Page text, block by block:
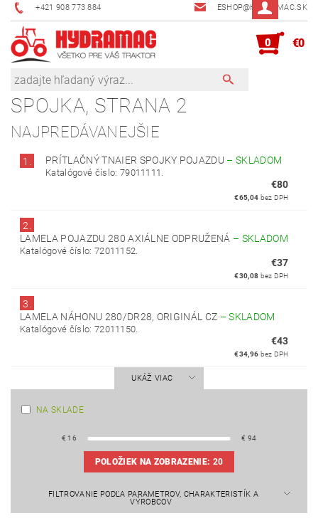
+421 908 773 884 ESHOP@HYDRAMAC.SK
0 €0
SPOJKA, STRANA 2
NAJPREDÁVANEJŠIE
1. PRÍTLAČNÝ TNAIER SPOJKY POJAZDU –SKLADOM
Katalógové číslo: 79011111.
€80
€65,04 bez DPH
2.
LAMELA POJAZDU 280 AXIÁLNE ODPRUŽENÁ – SKLADOM
Katalógové číslo: 72011152.
€37
€30,08 bez DPH
3.
LAMELA NÁHONU 280/DR28, ORIGINÁL CZ –SKLADOM
Katalógové číslo: 72011150.
€43
€34,96 bez DPH
UKÁŽ VIAC
NA SKLADE
€ 16 € 94
POLOŽIEK NA ZOBRAZENIE: 20
FILTROVANIE PODĽA PARAMETROV, CHARAKTERISTÍK A
VÝROBCOV